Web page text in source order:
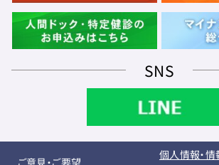
SNS
ご意見・ご要望
個人情報・情